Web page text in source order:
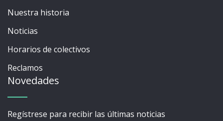
Nuestra historia
Noticias
Horarios de colectivos
Reclamos
Novedades
Regístrese para recibir las últimas noticias